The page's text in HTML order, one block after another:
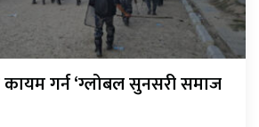
गर्न ‘ग्लोबल सुनसरी समाज